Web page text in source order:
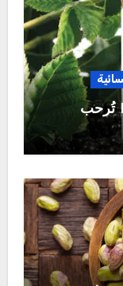
عطور التوت الأسود Blackberry تُرحب